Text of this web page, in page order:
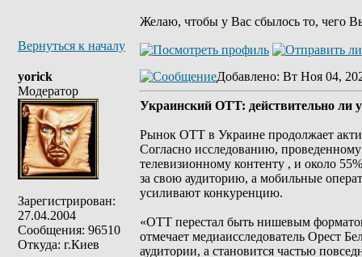
Желаю, чтобы у Вас сбылось то, чего
Вернуться к началу
yorick
Модератор
Зарегистрирован:
27.04.2004
Сообщения: 96510
Откуда: г.Киев
Добавлено: Вт Ноя 04,
Украинский OTT: действительно ли
Рынок OTT в Украине продолжает
Согласно исследованию,
телевизионному контенту , и около
за свою аудиторию, а мобильные
усиливают конкуренцию.
«OTT перестал быть нишевым
отмечает медиаисследователь Орест
аудитории, а становится частью